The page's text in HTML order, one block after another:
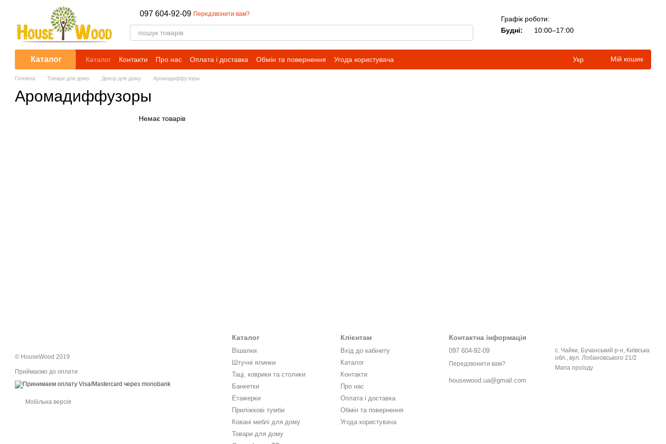
Перейти до основного контенту
097 604-92-09 Передзвонити вам?
Графік роботи:
Будні:
10:00–17:00
Каталог Каталог Контакти Про нас Оплата і доставка Обмін та повернення Угода користувача Укр Мій кошик
Головна Товари для дому Декор для дому Аромадиффузоры
Аромадиффузоры
Немає товарів
© HouseWood 2019
Приймаємо до оплати
Мобільна версія
Каталог
Вішалки
Штучні ялинки
Таці, коврики та столики
Банкетки
Етажерки
Приліжкові тумби
Ковані меблі для дому
Товари для дому
Клієнтам
Вхід до кабінету
Каталог
Контакти
Про нас
Оплата і доставка
Обмін та повернення
Угода користувача
Контактна інформація
097 604-92-09
Передзвонити вам?
housewood.ua@gmail.com
с. Чайки, Бучанський р-н, Київська
обл., вул. Лобановського 21/2
Мапа проїзду